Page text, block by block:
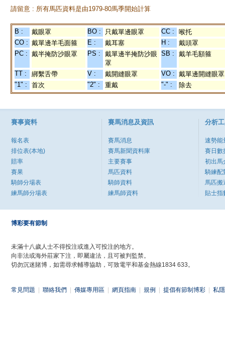
請留意 : 所有馬匹資料是由1979-80馬季開始計算
B : 戴眼罩 BO : 只戴單邊眼罩 CC :
喉托
CO : 戴單邊羊毛面箍 E : 戴耳塞 H :
戴頭罩
PC : 戴半掩防沙眼罩 PS :
戴單邊半掩防沙眼
罩
SB : 戴羊毛額箍
TT : 綁繫舌帶 V : 戴開縫眼罩 VO : 戴單邊開縫眼罩
"1" :
首次 "2" : 重戴 "-" : 除去
賽事資料
報名表
排位表(本地)
賠率
賽果
騎師分場表
練馬師分場表
賽馬消息及資訊
賽馬消息
賽馬新聞資料庫
主要賽事
馬匹資料
騎師資料
練馬師資料
分析
速勢能
賽日數
初出馬
騎練配
馬匹搬
貼士指
博彩要有節制
未滿十八歲人士不得投注或進入可投注的地方。
向非法或海外莊家下注，即屬違法，且可被判監禁。
切勿沉迷賭博，如需尋求輔導協助，可致電平和基金熱線1834 633。
常見問題 聯絡我們 傳媒專用區 網頁指南 規例 提倡有節制博彩 私